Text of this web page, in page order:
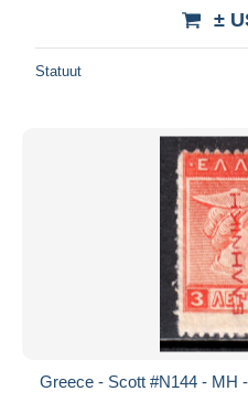
±
Statuut
Greece - Scott #N144 - MH